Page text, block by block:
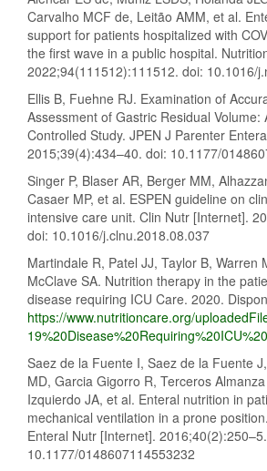
Carvalho MCF de, Leitão AMM, et al.
support for patients hospitalized with
the first wave in a public hospital.
2022;94(111512):111512. doi: 10.1016/
Ellis B, Fuehne RJ. Examination of
Assessment of Gastric Residual Volume:
Controlled Study. JPEN J Parenter
2015;39(4):434–40. doi: 10.1177/
Singer P, Blaser AR, Berger MM,
Casaer MP, et al. ESPEN guideline on
intensive care unit. Clin Nutr [Internet].
doi: 10.1016/j.clnu.2018.08.037
Martindale R, Patel JJ, Taylor B, Warren
McClave SA. Nutrition therapy in the
disease requiring ICU Care. 2020.
https://www.nutritioncare.org/
Saez de la Fuente I, Saez de la Fuente
MD, Garcia Gigorro R, Terceros
Izquierdo JA, et al. Enteral nutrition in
mechanical ventilation in a prone
Enteral Nutr [Internet].
10.1177/0148607114553232